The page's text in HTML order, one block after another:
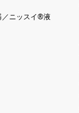
／ニッスイ®液